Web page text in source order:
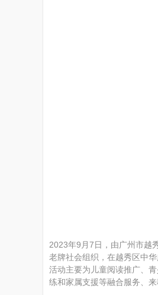
益
2023年9月7日，由广州市越
老牌社会组织，在越秀区中华
活动主要为儿童阅读推广、
练和家属支援等融合服务、